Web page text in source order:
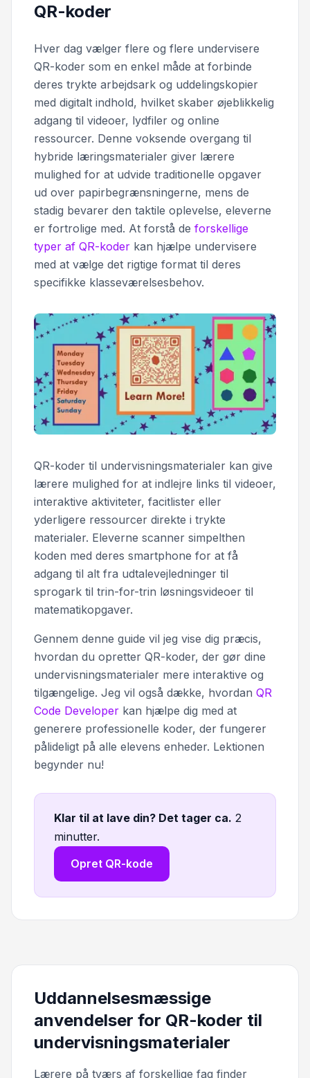
QR-koder
Hver dag vælger flere og flere undervisere
QR-koder som en enkel måde at forbinde
deres trykte arbejdsark og uddelingskopier
med digitalt indhold, hvilket skaber øjeblikkelig
adgang til videoer, lydfiler og online
ressourcer. Denne voksende overgang til
hybride læringsmaterialer giver lærere
mulighed for at udvide traditionelle opgaver
ud over papirbegrænsningerne, mens de
stadig bevarer den taktile oplevelse, eleverne
er fortrolige med. At forstå de forskellige
typer af QR-koder kan hjælpe undervisere
med at vælge det rigtige format til deres
specifikke klasseværelsesbehov.
QR-koder til undervisningsmaterialer kan give
lærere mulighed for at indlejre links til videoer,
interaktive aktiviteter, facitlister eller
yderligere ressourcer direkte i trykte
materialer. Eleverne scanner simpelthen
koden med deres smartphone for at få
adgang til alt fra udtalevejledninger til
sprogark til trin-for-trin løsningsvideoer til
matematikopgaver.
Gennem denne guide vil jeg vise dig præcis,
hvordan du opretter QR-koder, der gør dine
undervisningsmaterialer mere interaktive og
tilgængelige. Jeg vil også dække, hvordan QR
Code Developer kan hjælpe dig med at
generere professionelle koder, der fungerer
pålideligt på alle elevens enheder. Lektionen
begynder nu!
Klar til at lave din? Det tager ca. 2
minutter.
Opret QR-kode
Uddannelsesmæssige
anvendelser for QR-koder til
undervisningsmaterialer
Lærere på tværs af forskellige fag finder